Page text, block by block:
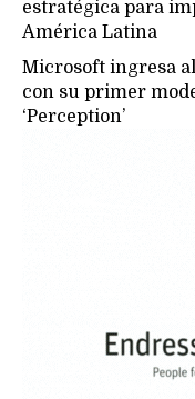
estratégica para
América Latina
Microsoft ingresa
con su primer
‘Perception’